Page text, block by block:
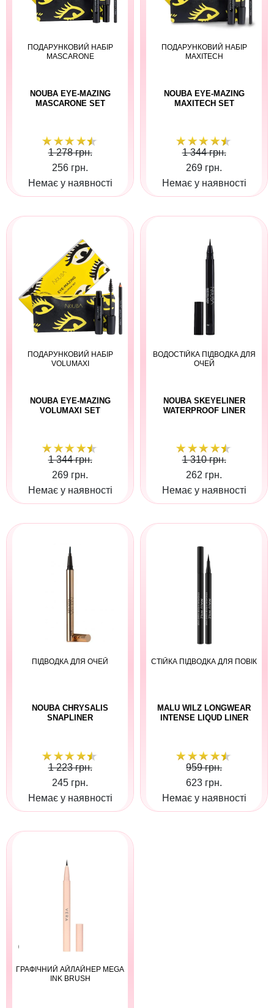
ПОДАРУНКОВИЙ НАБІР
MASCARONE
NOUBA EYE-MAZING
MASCARONE SET
1 278 грн.
256 грн.
Немає у наявності
ПОДАРУНКОВИЙ НАБІР
MAXITECH
NOUBA EYE-MAZING
MAXITECH SET
1 344 грн.
269 грн.
Немає у наявності
ПОДАРУНКОВИЙ НАБІР
VOLUMAXI
NOUBA EYE-MAZING
VOLUMAXI SET
1 344 грн.
269 грн.
Немає у наявності
ВОДОСТІЙКА ПІДВОДКА ДЛЯ
ОЧЕЙ
NOUBA SKEYELINER
WATERPROOF LINER
1 310 грн.
262 грн.
Немає у наявності
ПІДВОДКА ДЛЯ ОЧЕЙ
NOUBA CHRYSALIS
SNAPLINER
1 223 грн.
245 грн.
Немає у наявності
СТІЙКА ПІДВОДКА ДЛЯ ПОВІК
MALU WILZ LONGWEAR
INTENSE LIQUD LINER
959 грн.
623 грн.
Немає у наявності
ГРАФІЧНИЙ АЙЛАЙНЕР MEGA
INK BRUSH